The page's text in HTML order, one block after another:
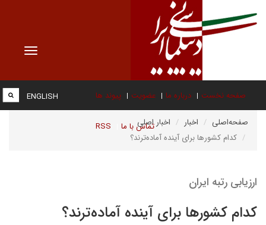
Toggle
صفحه نخست درباره ما عضویت پیوند ها
تماس با ما RSS
ENGLISH
صفحه‌اصلی اخبار
اخبار اصلی
کدام کشورها برای آینده آماده‌ترند؟
ارزیابی رتبه ایران
کدام کشورها برای آینده آماده‌ترند؟